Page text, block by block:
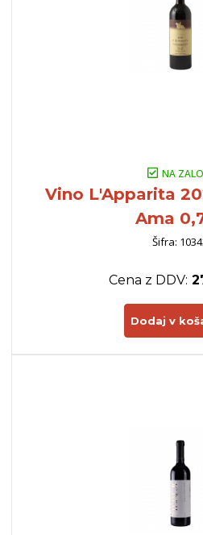
NA
Vino L'Apparita
Ama
Šifra:
Cena z DDV:
Dodaj v